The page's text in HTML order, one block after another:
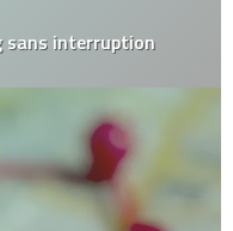
sans interruption